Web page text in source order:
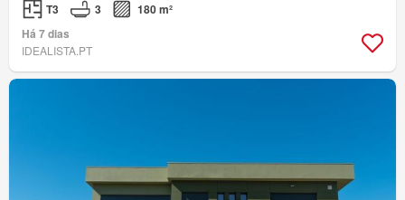
T3 3
180 m²
Há 7 dias
IDEALISTA.PT